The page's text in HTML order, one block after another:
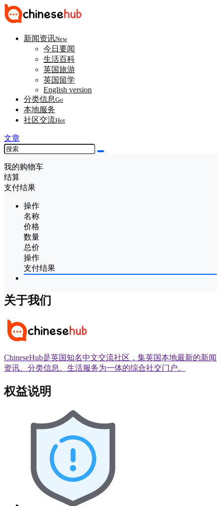
新闻资讯New
今日要闻
生活百科
英国旅游
英国留学
English version
分类信息Go
本地服务
社区交流Hot
文章
我的购物车
结算
支付结果
操作
名称
价格
数量
总价
操作
支付结果
关于我们
ChineseHub是英国知名中文交流社区，集英国本地最新的新闻
资讯、分类信息、生活服务为一体的综合社交门户。
权益说明